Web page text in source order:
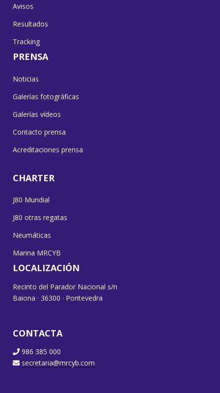
Avisos
Resultados
Tracking
PRENSA
Noticias
Galerías fotográficas
Galerías vídeos
Contacto prensa
Acreditaciones prensa
CHARTER
J80 Mundial
J80 otras regatas
Neumáticas
Marina MRCYB
LOCALIZACIÓN
Recinto del Parador Nacional s/n
Baiona · 36300 · Pontevedra
CONTACTA
986 385 000
secretaria@mrcyb.com